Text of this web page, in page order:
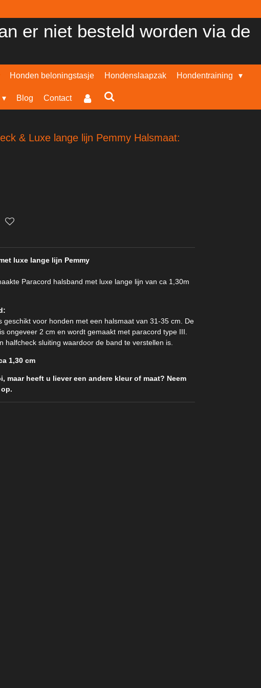
er niet besteld worden via de
Honden beloningstasje Hondenslaapzak Hondentraining
Blog Contact
& Luxe lange lijn Pemmy Halsmaat:
luxe lange lijn Pemmy
Paracord halsband met luxe lange lijn van ca 1,30m
geschikt voor honden met een halsmaat van 31-35 cm. De
ongeveer 2 cm en wordt gemaakt met paracord type III.
halfcheck sluiting waardoor de band te verstellen is.
1,30 cm
maar heeft u liever een andere kleur of maat? Neem